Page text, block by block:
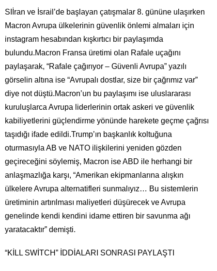
SIİran ve İsrail’de başlayan çatışmalar 8. gününe ulaşırken
Macron Avrupa ülkelerinin güvenlik önlemi almaları için
instagram hesabından kışkırtıcı bir paylaşımda
bulundu.Macron Fransa üretimi olan Rafale uçağını
paylaşarak, “Rafale çağırıyor – Güvenli Avrupa” yazılı
görselin altına ise “Avrupalı ​​dostlar, size bir çağrımız var”
diye not düştü.Macron’un bu paylaşımı ise uluslararası
kuruluşlarca Avrupa liderlerinin ortak askeri ve güvenlik
kabiliyetlerini güçlendirme yönünde harekete geçme çağrısı
taşıdığı ifade edildi.Trump’ın başkanlık koltuğuna
oturmasıyla AB ve NATO ilişkilerini yeniden gözden
geçireceğini söylemiş, Macron ise ABD ile herhangi bir
anlaşmazlığa karşı, “Amerikan ekipmanlarına alışkın
ülkelere Avrupa alternatifleri sunmalıyız… Bu sistemlerin
üretiminin artırılması maliyetleri düşürecek ve Avrupa
genelinde kendi kendini idame ettiren bir savunma ağı
yaratacaktır” demişti.
“KİLL SWİTCH” İDDİALARI SONRASI PAYLAŞTI